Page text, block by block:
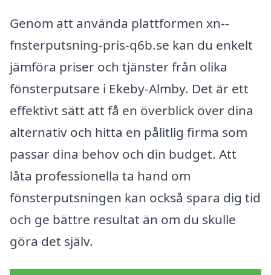
Genom att använda plattformen xn--
fnsterputsning-pris-q6b.se kan du enkelt
jämföra priser och tjänster från olika
fönsterputsare i Ekeby-Almby. Det är ett
effektivt sätt att få en överblick över dina
alternativ och hitta en pålitlig firma som
passar dina behov och din budget. Att
låta professionella ta hand om
fönsterputsningen kan också spara dig tid
och ge bättre resultat än om du skulle
göra det själv.